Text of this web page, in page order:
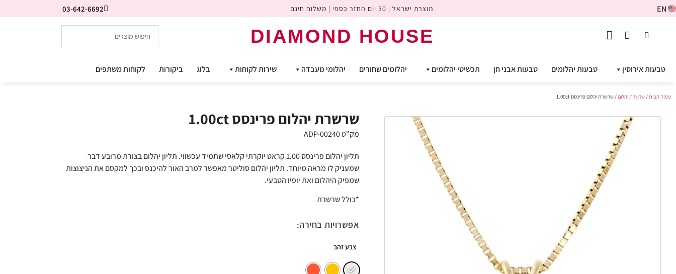
EN תוצרת ישראל | 30 יום החזר כספי | משלוח חינם 03-642-6692
DIAMOND HOUSE
טבעות אירוסין טבעות יהלומים טבעות אבני חן תכשיטי יהלומים יהלומים שחורים יהלומי מעבדה שירות לקוחות בלוג ביקורות לקוחות משתפים
עמוד הבית/שרשרת יהלום/ שרשרת יהלום פרינסס 1.00ct
שרשרת יהלום פרינסס 1.00ct
מק"ט ADP-00240
תליון יהלום פרינסס 1.00 קראט יוקרתי קלאסי שתמיד עכשווי. תליון יהלום בצורת מרובע דבר
שמעניק לו מראה מיוחד. תליון יהלום סוליטר מאפשר למרב האור להיכנס ובכך למקסם את הניצוצות
שמפיק היהלום ואת יופיו הטבעי.
*כולל שרשרת
אפשרויות בחירה:
צבע זהב